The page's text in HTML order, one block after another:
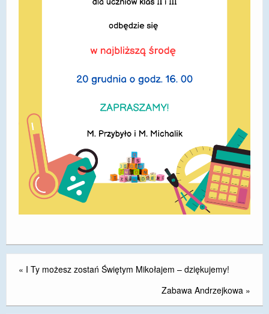
POLITYKA PRYWATNOŚCI
EGZAMIN ÓSMOKLASISTY
STANDARDY OCHRONY MAŁOLETNICH
PROJEKT ,,SZKOŁY Z JAKOŚCIĄ – ROZWÓJ
KSZTAŁCENIA OGÓLNEGO NA TERENIE MIASTA
ŻORY”
REKRUTACJA 2026/2027
mLegitymacja
« I Ty możesz zostań Świętym Mikołajem – dziękujemy!
Zabawa Andrzejkowa »